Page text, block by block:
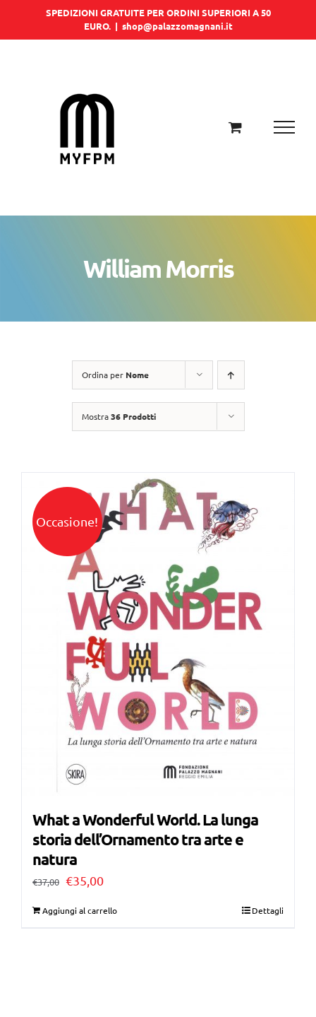
SPEDIZIONI GRATUITE PER ORDINI SUPERIORI A 50
EURO. | shop@palazzomagnani.it
William Morris
Ordina per Nome
Mostra36 Prodotti
Occasione!
What a Wonderful World. La lunga
storia dell’Ornamento tra arte e
natura
€37,00 Il
€35,00Il
Aggiungi al carrello Dettagli